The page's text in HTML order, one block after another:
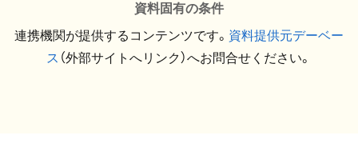
資料固有の条件
連携機関が提供するコンテンツです。 資料提供元デーベー
ス （外部サイトへリンク）へお問合せください。